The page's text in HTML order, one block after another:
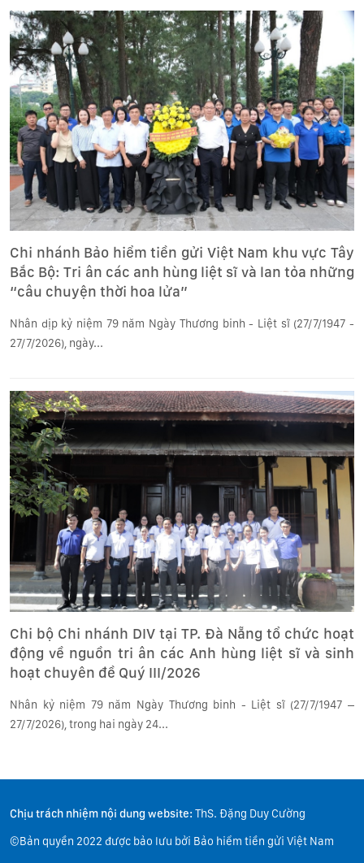
Chi nhánh Bảo hiểm tiền gửi Việt Nam khu vực Tây
Bắc Bộ: Tri ân các anh hùng liệt sĩ và lan tỏa những
“câu chuyện thời hoa lửa”
Nhân dịp kỷ niệm 79 năm Ngày Thương binh - Liệt sĩ (27/7/1947 -
27/7/2026), ngày...
Chi bộ Chi nhánh DIV tại TP. Đà Nẵng tổ chức hoạt
động về nguồn tri ân các Anh hùng liệt sĩ và sinh
hoạt chuyên đề Quý III/2026
Nhân kỷ niệm 79 năm Ngày Thương binh - Liệt sĩ (27/7/1947 –
27/7/2026), trong hai ngày 24...
Chịu trách nhiệm nội dung website: ThS. Đặng Duy Cường
©Bản quyền 2022 được bảo lưu bởi Bảo hiểm tiền gửi Việt Nam